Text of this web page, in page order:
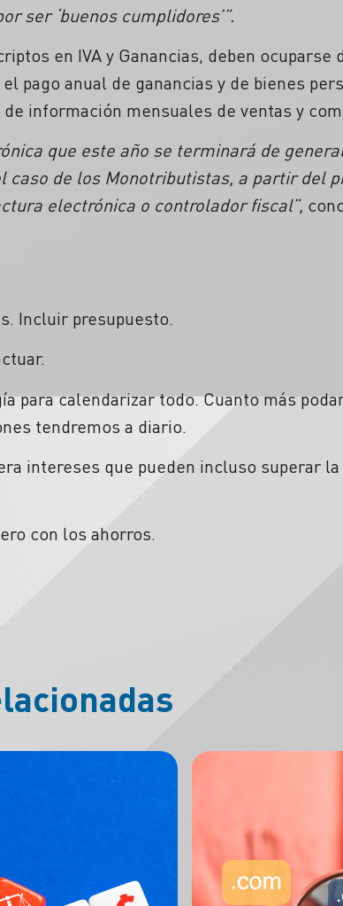
ser ‘buenos cumplidores’”.
en IVA y Ganancias, deben ocuparse
pago anual de ganancias y de bienes
información mensuales de ventas y
que este año se terminará de
de los Monotributistas, a partir del
electrónica o controlador fiscal”,
Incluir presupuesto.
para calendarizar todo. Cuanto más
tendremos a diario.
intereses que pueden incluso superar la
con los ahorros.